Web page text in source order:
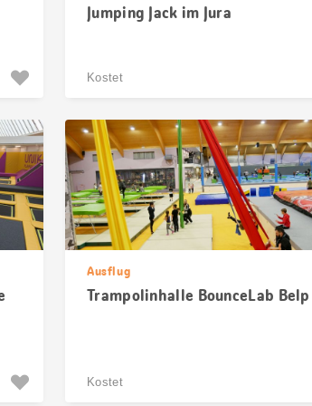
Jumping Jack im Jura
Kostet
Ausflug
Trampolinhalle BounceLab Belp
Kostet